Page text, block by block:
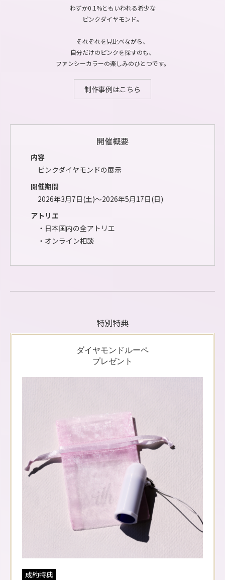
わずか0.1%ともいわれる希少な
ピンクダイヤモンド。
それぞれを見比べながら、
自分だけのピンクを探すのも、
ファンシーカラーの楽しみのひとつです。
制作事例はこちら
開催概要
内容
ピンクダイヤモンドの展示
開催期間
2026年3月7日(土)〜2026年5月17日(日)
アトリエ
・日本国内の全アトリエ
・オンライン相談
特別特典
ダイヤモンドルーペ
プレゼント
成約特典